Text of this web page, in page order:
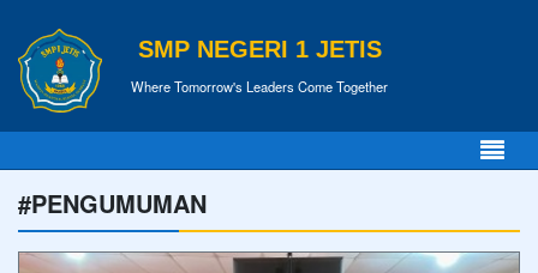
SMP NEGERI 1 JETIS
Where Tomorrow's Leaders Come Together
#PENGUMUMAN